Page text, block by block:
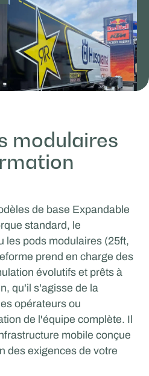
& Events
modulaires
de base Expandable
standard, le
les pods modulaires (25ft,
prend en charge des
évolutifs et prêts à
qu'il s'agisse de la
opérateurs ou
de l'équipe complète. Il
mobile conçue
des exigences de votre